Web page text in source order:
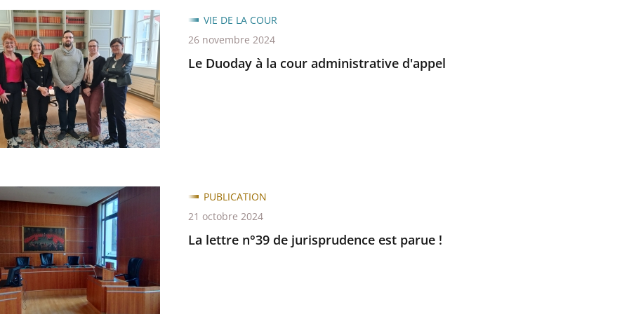
Le Duoday à la cour administrative d'appel
VIE DE LA COUR
26 novembre 2024
La lettre n°39 de jurisprudence est parue !
PUBLICATION
21 octobre 2024